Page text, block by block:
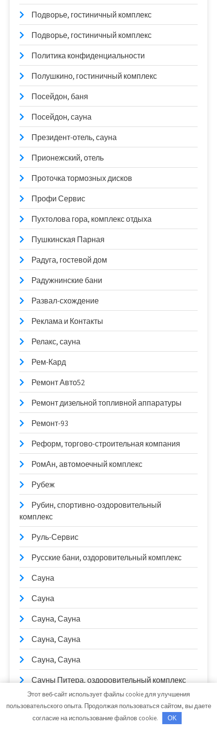
Подворье, гостиничный комплекс
Подворье, гостиничный комплекс
Политика конфиденциальности
Полушкино, гостиничный комплекс
Посейдон, баня
Посейдон, сауна
Президент-отель, сауна
Прионежский, отель
Проточка тормозных дисков
Профи Сервис
Пухтолова гора, комплекс отдыха
Пушкинская Парная
Радуга, гостевой дом
Радужнинские бани
Развал-схождение
Реклама и Контакты
Релакс, сауна
Рем-Кард
Ремонт Авто52
Ремонт дизельной топливной аппаратуры
Ремонт-93
Реформ, торгово-строительная компания
РомАн, автомоечный комплекс
Рубеж
Рубин, спортивно-оздоровительный
комплекс
Руль-Сервис
Русские бани, оздоровительный комплекс
Сауна
Сауна
Сауна, Сауна
Сауна, Сауна
Сауна, Сауна
Сауны Питера, оздоровительный комплекс
Серебряные родники, термальный центр
Этот веб-сайт использует файлы cookie для улучшения
пользовательского опыта. Продолжая пользоваться сайтом, вы даете
согласие на использование файлов cookie.
OK